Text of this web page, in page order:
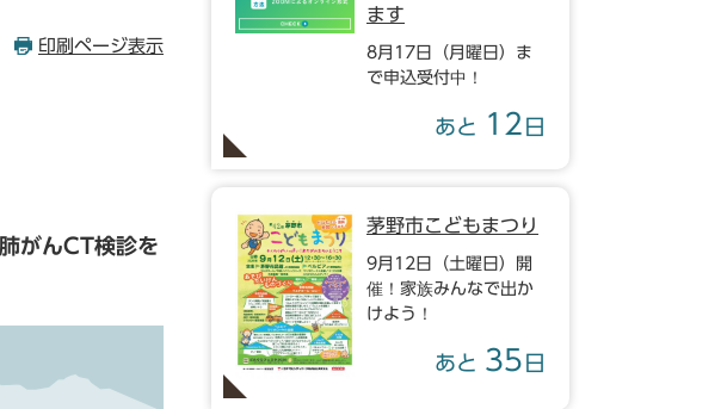
印刷ページ表示
がんCT検診を
ます
8月17日（月曜日）ま
で申込受付中！
あと 12 日
茅野市こどもまつり
9月12日（土曜日）開
催！家族みんなで出か
けよう！
あと 35 日